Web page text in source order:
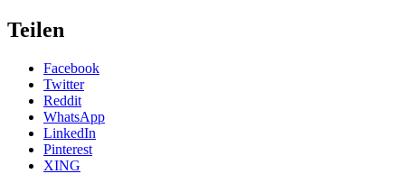
Teilen
Facebook
Twitter
Reddit
WhatsApp
LinkedIn
Pinterest
XING